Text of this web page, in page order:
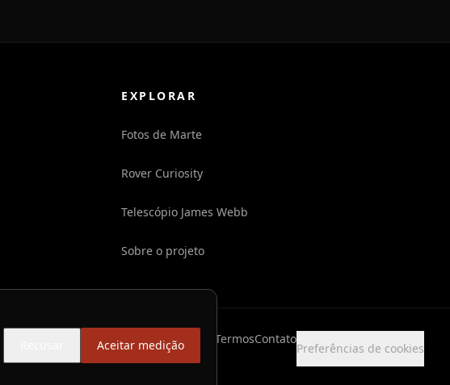
EXPLORAR
Fotos de Marte
Rover Curiosity
Telescópio James Webb
Sobre o projeto
Privacidade TermosContato
Preferências de cookies
Aceitar medição